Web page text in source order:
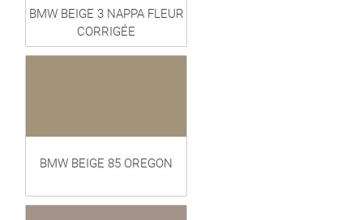
BMW BEIGE 3 NAPPA FLEUR
CORRIGÉE
BMW BEIGE 85 OREGON